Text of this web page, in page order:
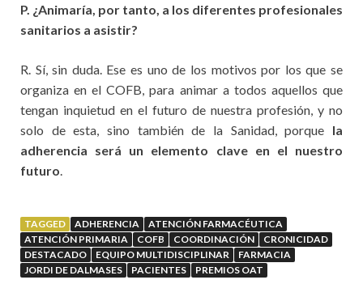
P. ¿Animaría, por tanto, a los diferentes profesionales
sanitarios a asistir?
R. Sí, sin duda. Ese es uno de los motivos por los que se
organiza en el COFB, para animar a todos aquellos que
tengan inquietud en el futuro de nuestra profesión, y no
solo de esta, sino también de la Sanidad, porque la
adherencia será un elemento clave en el nuestro
futuro.
TAGGED ADHERENCIA
ATENCIÓN FARMACÉUTICA
ATENCIÓN PRIMARIA
COFB COORDINACIÓN
CRONICIDAD
DESTACADO
EQUIPO MULTIDISCIPLINAR
FARMACIA
JORDI DE DALMASES
PACIENTES PREMIOS OAT